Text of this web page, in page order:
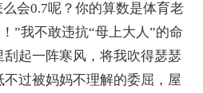
会0.7呢？你的算数是体育老
”我不敢违抗“母上大人”的命
起一阵寒风，将我吹得瑟瑟
过被妈妈不理解的委屈，屋